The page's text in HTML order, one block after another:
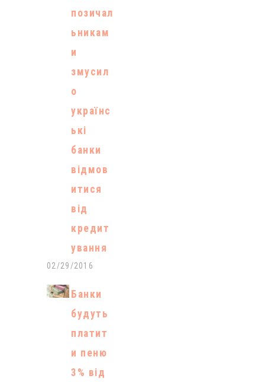
позичал
ьникам
и
змусил
о
українс
ькі
банки
відмов
итися
від
кредит
ування
02/29/2016
Банки
будуть
платит
и пеню
3% від